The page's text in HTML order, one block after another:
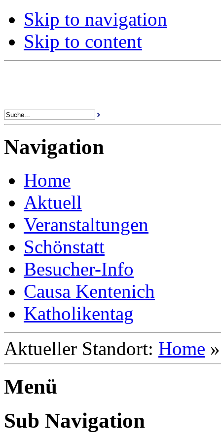
Skip to navigation
Skip to content
Navigation
Home
Aktuell
Veranstaltungen
Schönstatt
Besucher-Info
Causa Kentenich
Katholikentag
Aktueller Standort: Home
Menü
Sub Navigation